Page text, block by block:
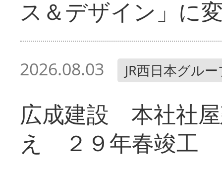
ス＆デザイン」に
2026.08.03 JR西日本グル
広成建設 本社社
え ２９年春竣工